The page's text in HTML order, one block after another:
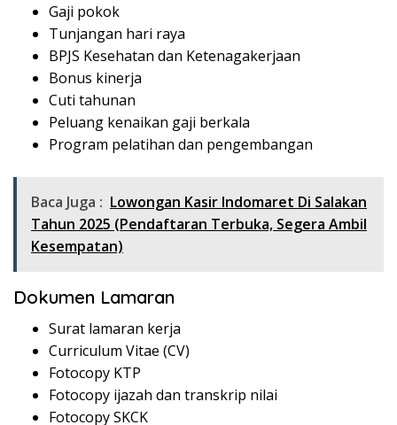
Gaji pokok
Tunjangan hari raya
BPJS Kesehatan dan Ketenagakerjaan
Bonus kinerja
Cuti tahunan
Peluang kenaikan gaji berkala
Program pelatihan dan pengembangan
Baca Juga : Lowongan Kasir Indomaret Di Salakan
Tahun 2025 (Pendaftaran Terbuka, Segera Ambil
Kesempatan)
Dokumen Lamaran
Surat lamaran kerja
Curriculum Vitae (CV)
Fotocopy KTP
Fotocopy ijazah dan transkrip nilai
Fotocopy SKCK